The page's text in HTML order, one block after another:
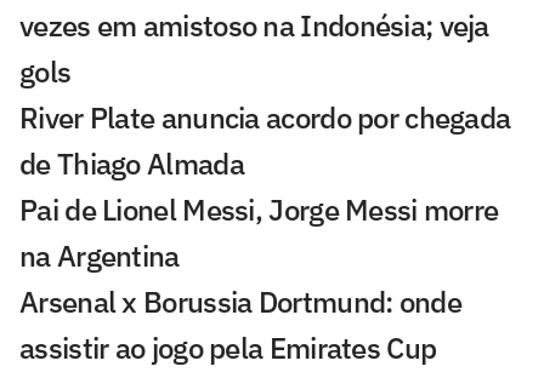
vezes em amistoso na Indonésia; veja
gols
River Plate anuncia acordo por chegada
de Thiago Almada
Pai de Lionel Messi, Jorge Messi morre
na Argentina
Arsenal x Borussia Dortmund: onde
assistir ao jogo pela Emirates Cup